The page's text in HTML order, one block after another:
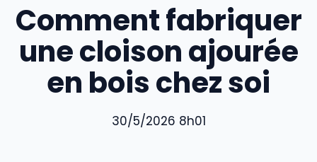
Comment fabriquer
une cloison ajourée
en bois chez soi
30/5/2026 8h01